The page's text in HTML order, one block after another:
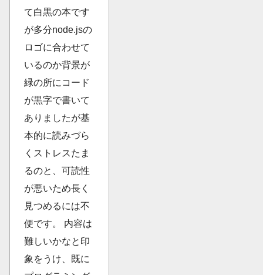
て白黒の本です
が多分node.jsの
ロゴに合わせて
いるのか背景が
緑の所にコード
が黒字で書いて
ありましたが基
本的に読みづら
くストレスたま
るのと、可読性
が悪いため長く
見つめるには不
便です。 内容は
難しいかなと印
象をうけ、既に